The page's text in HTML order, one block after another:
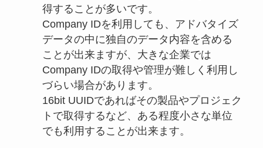
得することが多いです。
Company IDを利用しても、アドバタイズ
データの中に独自のデータ内容を含める
ことが出来ますが、大きな企業では
Company IDの取得や管理が難しく利用し
づらい場合があります。
16bit UUIDであればその製品やプロジェク
トで取得するなど、ある程度小さな単位
でも利用することが出来ます。